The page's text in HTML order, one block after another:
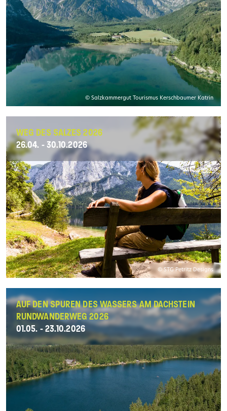
© Salzkammergut Tourismus Kerschbaumer Katrin
WEG DES SALZES 2026
26.04. - 30.10.2026
© STG Petritz Designs
AUF DEN SPUREN DES WASSERS AM DACHSTEIN
RUNDWANDERWEG 2026
01.05. - 23.10.2026